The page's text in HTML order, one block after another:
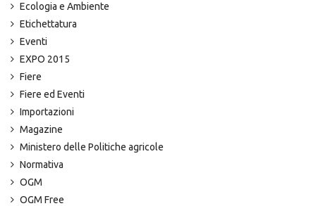
Ecologia e Ambiente
Etichettatura
Eventi
EXPO 2015
Fiere
Fiere ed Eventi
Importazioni
Magazine
Ministero delle Politiche agricole
Normativa
OGM
OGM Free